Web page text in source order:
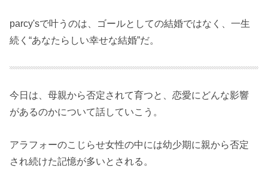
parcy'sで叶うのは、ゴールとしての結婚ではなく、一生
続く“あなたらしい幸せな結婚”だ。
今日は、母親から否定されて育つと、恋愛にどんな影響
があるのかについて話していこう。
アラフォーのこじらせ女性の中には幼少期に親から否定
され続けた記憶が多いとされる。